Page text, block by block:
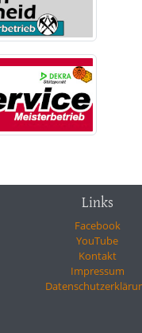
Links
Facebook
YouTube
Kontakt
Impressum